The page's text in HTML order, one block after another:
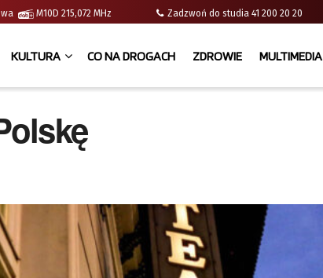
M10D 215,072 MHz Zadzwoń do studia 41 200 20 20
KULTURA CO NA DROGACH ZDROWIE MULTIMEDIA